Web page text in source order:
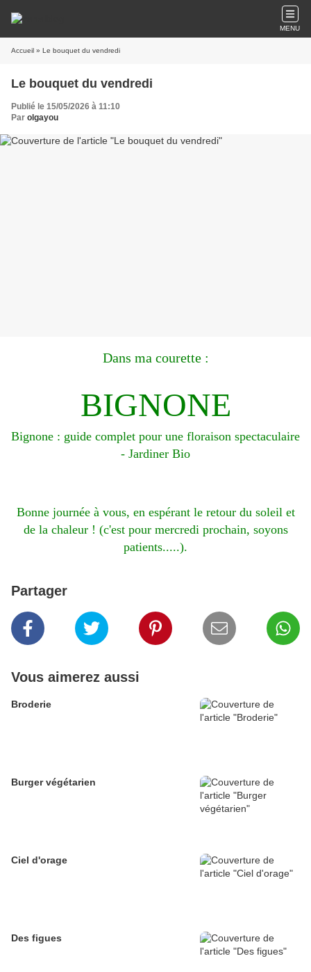
MENU
Accueil » Le bouquet du vendredi
Le bouquet du vendredi
Publié le 15/05/2026 à 11:10
Par olgayou
Dans ma courette :
BIGNONE
Bignone : guide complet pour une floraison spectaculaire
- Jardiner Bio
Bonne journée à vous, en espérant le retour du soleil et
de la chaleur ! (c'est pour mercredi prochain, soyons
patients.....).
Partager
Vous aimerez aussi
Broderie
Burger végétarien
Ciel d'orage
Des figues